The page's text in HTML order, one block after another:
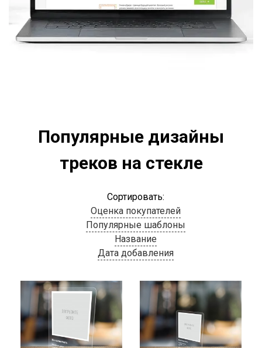
Популярные дизайны
треков на стекле
Сортировать:
Оценка покупателей
Популярные шаблоны
Название
Дата добавления